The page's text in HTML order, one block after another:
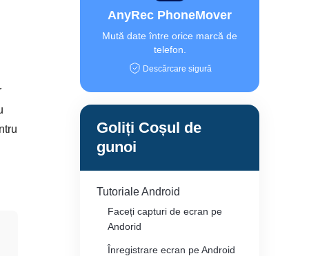
AnyRec PhoneMover
Mută date între orice marcă de
telefon.
Descărcare sigură
Goliți Coșul de
gunoi
Tutoriale Android
Faceți capturi de ecran pe
Andorid
Înregistrare ecran pe Android